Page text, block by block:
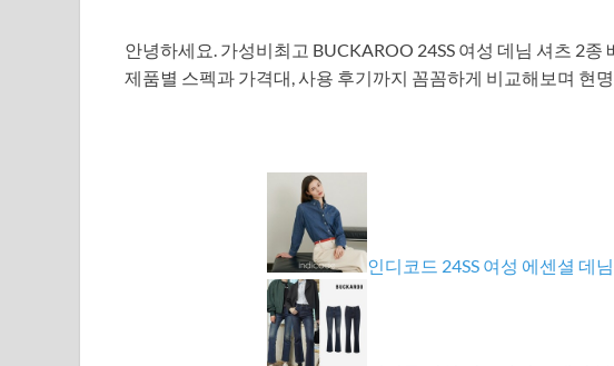
안녕하세요. 가성비최고 BUCKAROO 24SS 여성 데님 셔츠 2
제품별 스펙과 가격대, 사용 후기까지 꼼꼼하게 비교해보며 현
인디코드 24SS 여성 에센셜 데